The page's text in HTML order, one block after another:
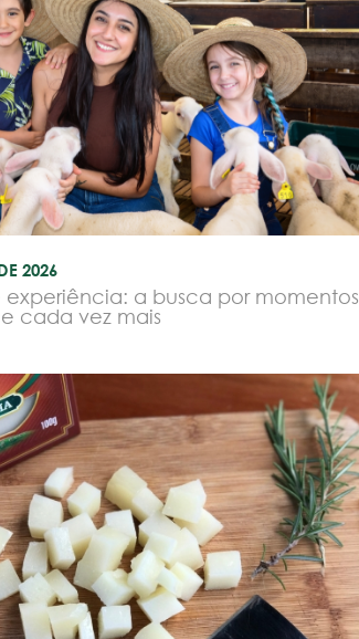
2026
experiência: a busca por momentos
cada vez mais